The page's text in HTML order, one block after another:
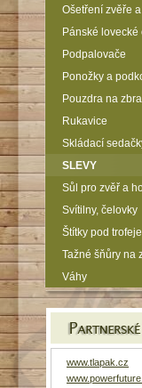
Ošetření zvěře
Pánské
Podpalovače
Ponožky a
Pouzdra na
Rukavice
Skládací
SLEVY
Sůl pro zvěř a
Svítilny, čelovky
Štítky pod trofeje
Tažné šňůry na
Váhy
www.tlapak.cz